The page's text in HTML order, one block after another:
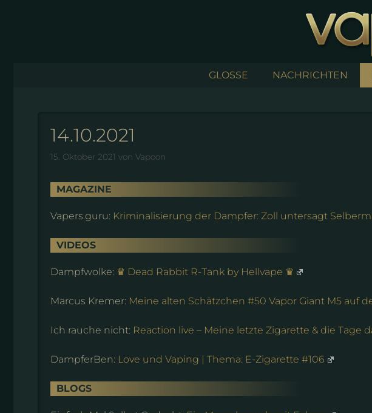
GLOSSE NACHRICHTEN
14.10.2021
15. Oktober 2021 von Vapoon
MAGAZINE
Vapers.guru: Kriminalisierung der Dampfer: Zoll untersagt
VIDEOS
Dampfwolke: ♛ Dead Rabbit R-Tank by Hellvape ♛
Marcus Kremer: Meine alten Schätzchen #50 Vapor Giant M5 auf
Ich rauche nicht: Reaction live – Meine letzte Zigarette & die Tage
DampferBen: Love und Vaping | Thema: E-Zigarette #106
BLOGS